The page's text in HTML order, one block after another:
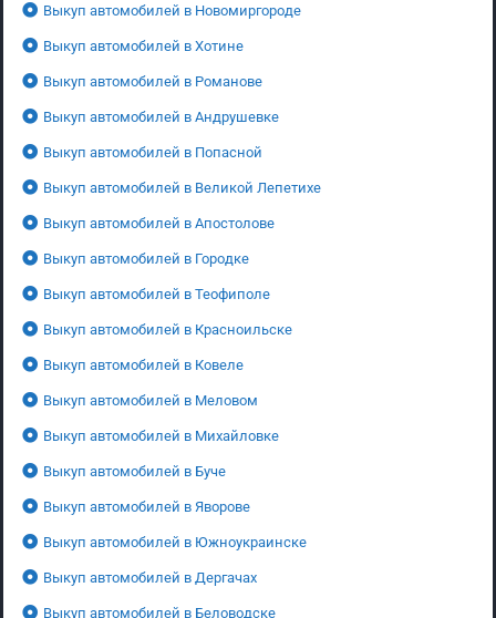
Выкуп автомобилей в Новомиргороде
Выкуп автомобилей в Хотине
Выкуп автомобилей в Романове
Выкуп автомобилей в Андрушевке
Выкуп автомобилей в Попасной
Выкуп автомобилей в Великой Лепетихе
Выкуп автомобилей в Апостолове
Выкуп автомобилей в Городке
Выкуп автомобилей в Теофиполе
Выкуп автомобилей в Красноильске
Выкуп автомобилей в Ковеле
Выкуп автомобилей в Меловом
Выкуп автомобилей в Михайловке
Выкуп автомобилей в Буче
Выкуп автомобилей в Яворове
Выкуп автомобилей в Южноукраинске
Выкуп автомобилей в Дергачах
Выкуп автомобилей в Беловодске